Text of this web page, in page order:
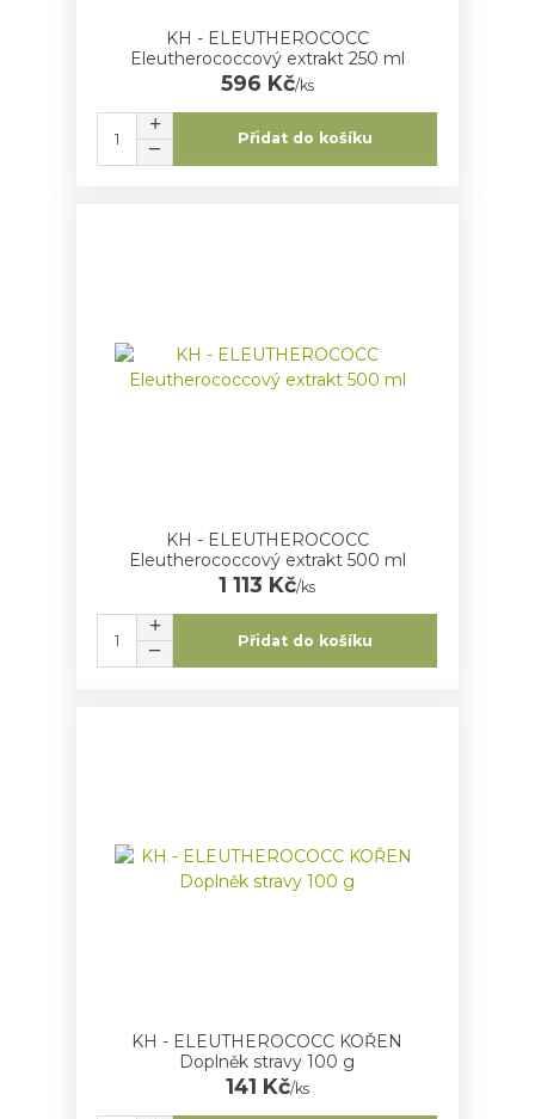
KH - ELEUTHEROCOCC
Eleutherococcový extrakt 250 ml
596 Kč/ks
Přidat do košíku
KH - ELEUTHEROCOCC
Eleutherococcový extrakt 500 ml
1 113 Kč/ks
Přidat do košíku
KH - ELEUTHEROCOCC KOŘEN
Doplněk stravy 100 g
141 Kč/ks